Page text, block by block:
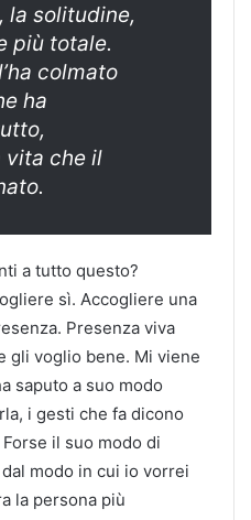
la solitudine,
più totale.
colmato
ha
vita che il
a tutto questo?
sì. Accogliere una
Presenza viva
gli voglio bene. Mi viene
saputo a suo modo
i gesti che fa dicono
il suo modo di
modo in cui io vorrei
la persona più